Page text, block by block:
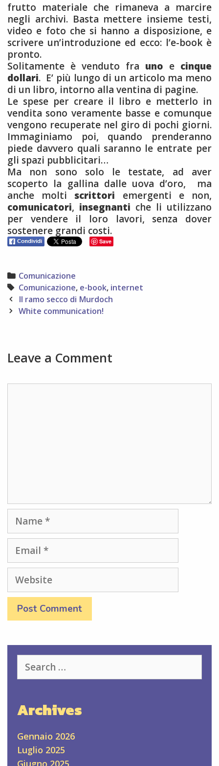
frutto materiale che rimaneva a marcire
negli archivi. Basta mettere insieme testi,
video e foto che si hanno a disposizione, e
scrivere un’introduzione ed ecco: l’e-book è
pronto.
Solitamente è venduto fra uno e cinque
dollari. E’ più lungo di un articolo ma meno
di un libro, intorno alla ventina di pagine.
Le spese per creare il libro e metterlo in
vendita sono veramente basse e comunque
vengono recuperate nel giro di pochi giorni.
Immaginiamo poi, quando prenderanno
piede davvero quali saranno le entrate per
gli spazi pubblicitari…
Ma non sono solo le testate, ad aver
scoperto la gallina dalle uova d’oro, ma
anche molti scrittori emergenti e non,
comunicatori, insegnanti che li utilizzano
per vendere il loro lavori, senza dover
sostenere grandi costi.
Save
Categories
Comunicazione
Tags
Comunicazione, e-book, internet
Post
navigation
Il ramo secco di Murdoch
White communication!
Leave a Comment
Website
for:
Archives
Gennaio 2026
Luglio 2025
Giugno 2025